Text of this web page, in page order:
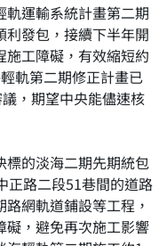
運輸系統計畫第二期
發包，接續下半年開
工障礙，有效縮短約
軌第二期修正計畫已
，期望中央能儘速核
標的淡海二期先期統包
正路二段51巷間的道路
網軌道鋪設等工程，
礙，避免再次施工影響